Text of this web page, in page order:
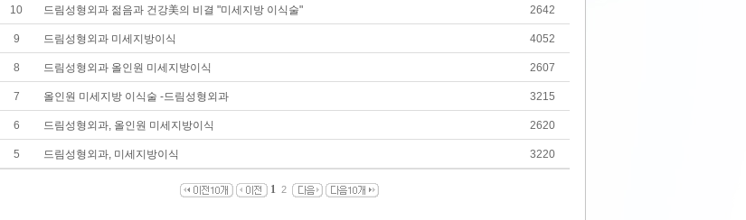
10 드림성형외과 젊음과 건강美의 비결 "미세지방 이식술" 2642
9 드림성형외과 미세지방이식 4052
8 드림성형외과 올인원 미세지방이식 2607
7 올인원 미세지방 이식술 -드림성형외과 3215
6 드림성형외과, 올인원 미세지방이식 2620
5 드림성형외과, 미세지방이식 3220
1 2